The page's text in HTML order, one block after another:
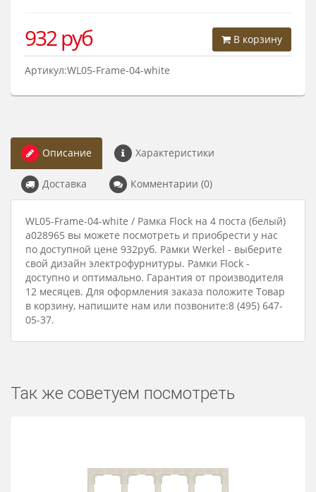
В корзину
932руб
Артикул:WL05-Frame-04-white
Описание Характеристики
Доставка Комментарии (0)
WL05-Frame-04-white / Рамка Flock на 4 поста (белый)
a028965 вы можете посмотреть и приобрести у нас
по доступной цене 932руб. Рамки Werkel - выберите
свой дизайн электрофурнитуры. Рамки Flock -
доступно и оптимально. Гарантия от производителя
12 месяцев. Для оформления заказа положите Товар
в корзину, напишите нам или позвоните:8 (495) 647-
05-37.
Так же советуем посмотреть